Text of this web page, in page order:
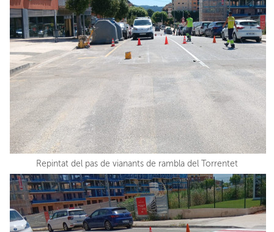
Repintat del pas de vianants de rambla del Torrentet